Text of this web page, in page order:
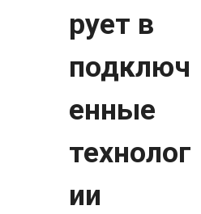
рует в
подключ
енные
технолог
ии